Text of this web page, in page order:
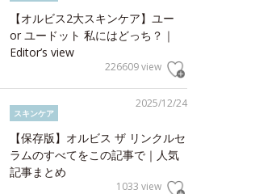
【オルビス2大スキンケア】ユー
or ユードット 私にはどっち？｜
Editor’s view
226609 view
2025/12/24
スキンケア
【保存版】オルビス ザ リンクルセ
ラムのすべてをこの記事で｜人気
記事まとめ
1033 view